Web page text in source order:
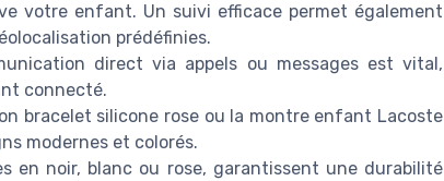
votre enfant. Un suivi efficace permet également
prédéfinies.
direct via appels ou messages est vital,
connecté.
bracelet silicone rose ou la montre enfant Lacoste
modernes et colorés.
en noir, blanc ou rose, garantissent une durabilité